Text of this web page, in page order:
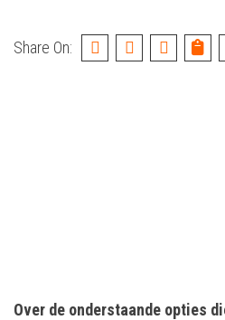
Share On:
Over de onderstaande opties